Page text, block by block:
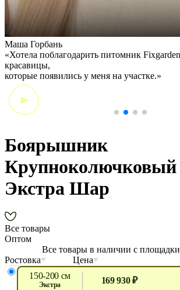
Маша Горбань
«Хотела поблагодарить питомник
красавицы,
которые появились у меня на участке.»
Боярышник
Экстра Шар
Все товары
Оптом
Все товары в наличии с
Ростовка
Цена
150-200 см
экстра
169 930 ₽